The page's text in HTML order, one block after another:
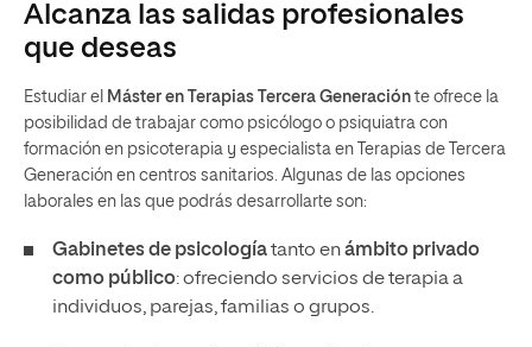
Alcanza las salidas profesionales
que deseas
Estudiar el Máster en Terapias Tercera Generación te ofrece la
posibilidad de trabajar como psicólogo o psiquiatra con
formación en psicoterapia y especialista en Terapias de Tercera
Generación en centros sanitarios. Algunas de las opciones
laborales en las que podrás desarrollarte son:
Gabinetes de psicologíatanto enámbito privado
como público: ofreciendo servicios de terapia a
individuos, parejas, familias o grupos.